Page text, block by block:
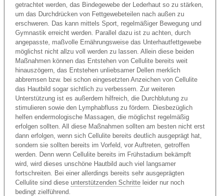
getrachtet werden, das Bindegewebe der Lederhaut so zu stärken,
um das Durchdrücken von Fettgewebeteilen nach außen zu
erschweren. Das kann mittels Sport, regelmäßiger Bewegung und
Gymnastik erreicht werden. Parallel dazu ist zu achten, durch
angepasste, maßvolle Ernährungsweise das Unterhautfettgewebe
möglichst nicht allzu voll werden zu lassen. Allein diese beiden
Maßnahmen können das Entstehen von Cellulite bereits weit
hinauszögern, das Entstehen unliebsamer Dellen merklich
abbremsen bzw. bei schon eingesetzten Anzeichen von Cellulite
das Hautbild sogar sichtlich zu verbessern. Zur weiteren
Unterstützung ist es außerdem hilfreich, die Durchblutung zu
stimulieren sowie den Lymphabfluss zu fördern. Diesbezüglich
helfen endermologische Massagen, die möglichst regelmäßig
erfolgen sollten. All diese Maßnahmen sollten am besten nicht erst
dann erfolgen, wenn sich Cellulite bereits deutlich ausgeprägt hat,
sondern sie sollten bereits im Vorfeld, vor Auftreten, getroffen
werden. Denn wenn Cellulite bereits im Frühstadium bekämpft
wird, wird dieses unschöne Hautbild auch viel langsamer
fortschreiten. Bei einer allerdings bereits sehr ausgeprägten
Cellulite sind diese unterstützenden Schritteleider nur noch
bedingt zielführend.